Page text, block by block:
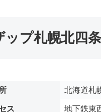
ップ札幌北四
北海道札
ス 地下鉄東